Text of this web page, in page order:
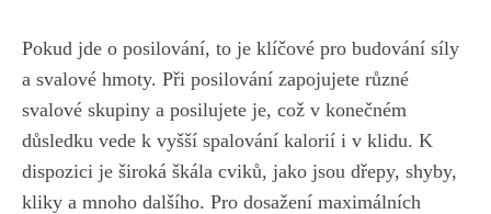
Pokud jde​ o posilování, to⁤ je klíčové pro budování síly
a ⁤svalové hmoty. Při posilování zapojujete různé
svalové skupiny a posilujete je, což v konečném
důsledku vede k vyšší spalování kalorií i v ⁤klidu. K⁢
dispozici‍ je široká škála cviků, jako jsou dřepy, ⁣shyby,
kliky a mnoho dalšího. Pro dosažení maximálních